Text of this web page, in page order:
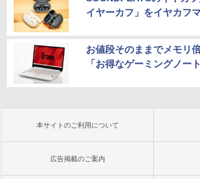
イヤーカフ」をイヤカフ
お値段そのままでメモリ
「お得なゲーミングノート
本サイトのご利用について
広告掲載のご案内